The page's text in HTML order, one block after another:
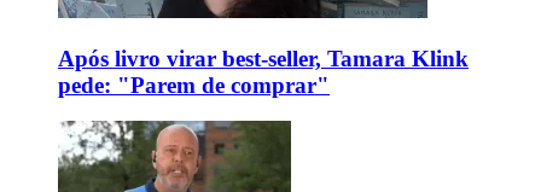
Após livro virar best-seller, Tamara Klink
pede: "Parem de comprar"